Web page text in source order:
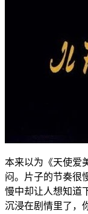
本来以为《天使爱
闷。片子的节奏很
慢中却让人想知道
沉浸在剧情里了，